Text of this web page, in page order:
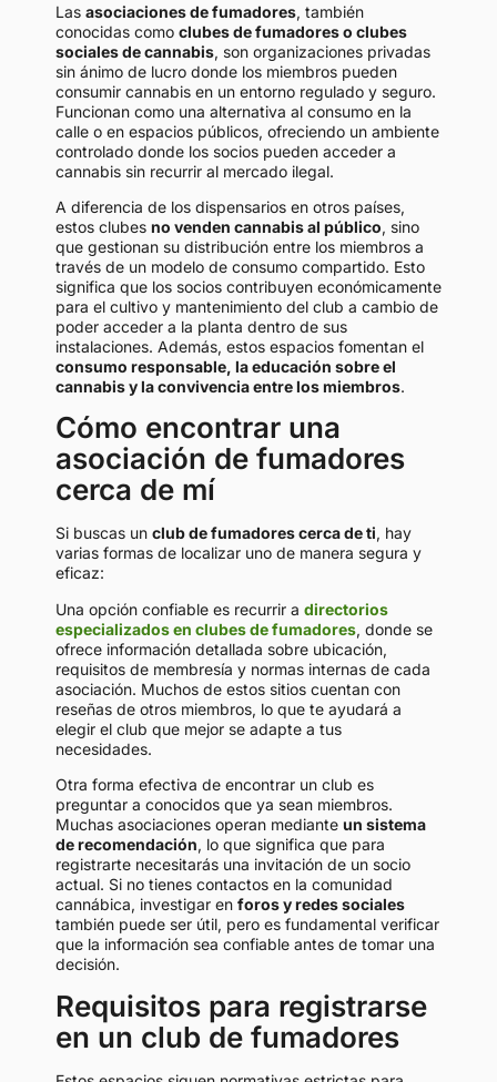
Las asociaciones de fumadores, también
conocidas como clubes de fumadores o clubes
sociales de cannabis, son organizaciones privadas
sin ánimo de lucro donde los miembros pueden
consumir cannabis en un entorno regulado y seguro.
Funcionan como una alternativa al consumo en la
calle o en espacios públicos, ofreciendo un ambiente
controlado donde los socios pueden acceder a
cannabis sin recurrir al mercado ilegal.
A diferencia de los dispensarios en otros países,
estos clubes no venden cannabis al público, sino
que gestionan su distribución entre los miembros a
través de un modelo de consumo compartido. Esto
significa que los socios contribuyen económicamente
para el cultivo y mantenimiento del club a cambio de
poder acceder a la planta dentro de sus
instalaciones. Además, estos espacios fomentan el
consumo responsable, la educación sobre el
cannabis y la convivencia entre los miembros.
Cómo encontrar una
asociación de fumadores
cerca de mí
Si buscas un club de fumadores cerca de ti, hay
varias formas de localizar uno de manera segura y
eficaz:
Una opción confiable es recurrir a directorios
especializados en clubes de fumadores, donde se
ofrece información detallada sobre ubicación,
requisitos de membresía y normas internas de cada
asociación. Muchos de estos sitios cuentan con
reseñas de otros miembros, lo que te ayudará a
elegir el club que mejor se adapte a tus
necesidades.
Otra forma efectiva de encontrar un club es
preguntar a conocidos que ya sean miembros.
Muchas asociaciones operan mediante un sistema
de recomendación, lo que significa que para
registrarte necesitarás una invitación de un socio
actual. Si no tienes contactos en la comunidad
cannábica, investigar en foros y redes sociales
también puede ser útil, pero es fundamental verificar
que la información sea confiable antes de tomar una
decisión.
Requisitos para registrarse
en un club de fumadores